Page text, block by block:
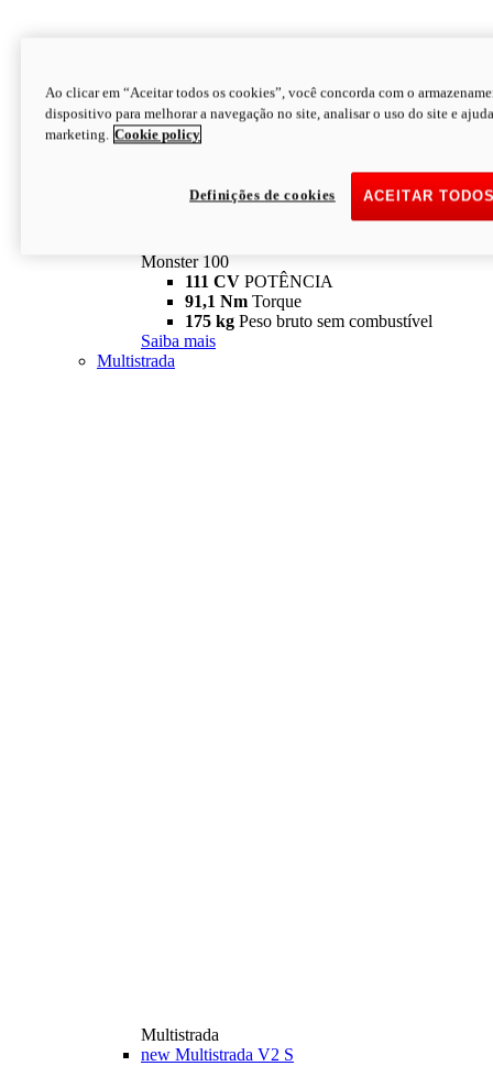
Monster
Monster 100
111 CV POTÊNCIA
91,1 Nm Torque
175 kg Peso bruto sem combustível
Saiba mais
Multistrada
Multistrada
new Multistrada V2 S
Ao clicar em “Aceitar todos os cookies”, você concorda com o
dispositivo para melhorar a navegação no site, analisar o uso do site e
marketing. Cookie policy
ACEITAR
Definições de cookies